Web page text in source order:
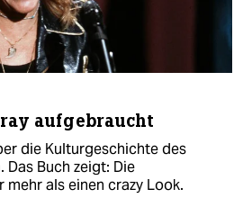
aufgebraucht
die Kulturgeschichte des
Buch zeigt: Die
als einen crazy Look.